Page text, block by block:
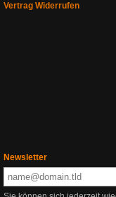
Vertrag Widerrufen
Newsletter